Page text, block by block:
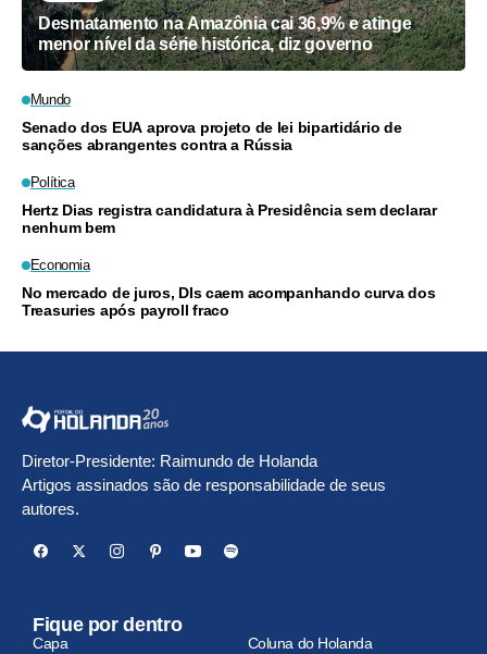
Desmatamento na Amazônia cai 36,9% e atinge
menor nível da série histórica, diz governo
Mundo
Senado dos EUA aprova projeto de lei bipartidário de
sanções abrangentes contra a Rússia
Política
Hertz Dias registra candidatura à Presidência sem declarar
nenhum bem
Economia
No mercado de juros, DIs caem acompanhando curva dos
Treasuries após payroll fraco
Diretor-Presidente: Raimundo de Holanda
Artigos assinados são de responsabilidade de seus
autores.
Fique por dentro
Capa
Coluna do Holanda